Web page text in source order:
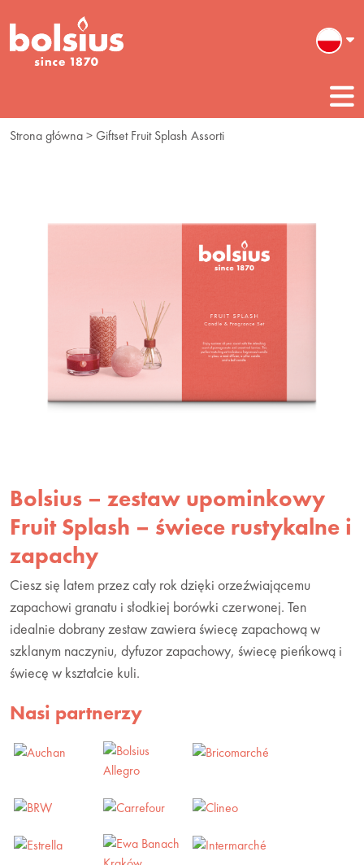
Strona główna> Giftset Fruit Splash Assorti
Bolsius – zestaw upominkowy
Fruit Splash – świece rustykalne i
zapachy
Ciesz się latem przez cały rok dzięki orzeźwiającemu
zapachowi granatu i słodkiej borówki czerwonej. Ten
idealnie dobrany zestaw zawiera świecę zapachową w
szklanym naczyniu, dyfuzor zapachowy, świecę pieńkową i
świecę w kształcie kuli.
Nasi partnerzy